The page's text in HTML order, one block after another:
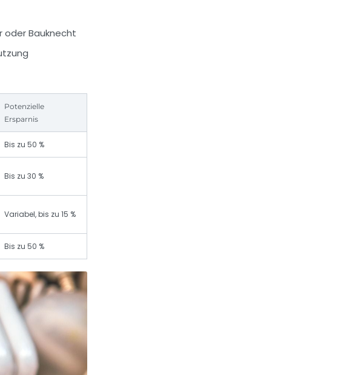
oder Bauknecht
Potenzielle
Ersparnis
Bis zu 50 %
Bis zu 30 %
Variabel, bis zu 15 %
Bis zu 50 %